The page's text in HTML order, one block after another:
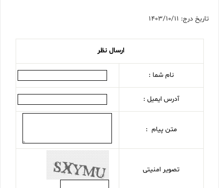
تاریخ درج: 1403/10/11
ارسال نظر
نام شما :
آدرس ایمیل :
متن پیام :
تصویر امنیتی